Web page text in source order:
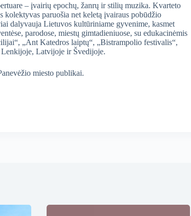
– įvairių epochų, žanrų ir stilių muzika. Kvarteto
kolektyvas paruošia net keletą įvairaus pobūdžio
dalyvauja Lietuvos kultūriniame gyvenime, kasmet
parodose, miestų gimtadieniuose, su edukacinėmis
„Ant Katedros laiptų“, „Bistrampolio festivalis“,
Lenkijoje, Latvijoje ir Švedijoje.
miesto publikai.